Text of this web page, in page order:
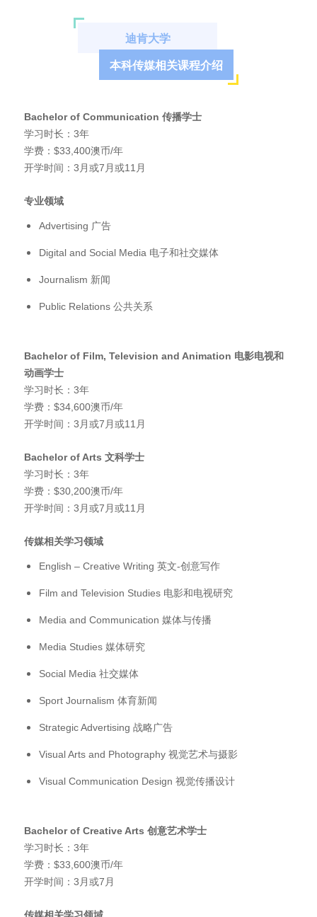
迪肯大学
本科传媒相关课程介绍
Bachelor of Communication 传播学士
学习时长：3年
学费：$33,400澳币/年
开学时间：3月或7月或11月
专业领域
Advertising 广告
Digital and Social Media 电子和社交媒体
Journalism 新闻
Public Relations 公共关系
Bachelor of Film, Television and Animation 电影电视和
动画学士
学习时长：3年
学费：$34,600澳币/年
开学时间：3月或7月或11月
Bachelor of Arts 文科学士
学习时长：3年
学费：$30,200澳币/年
开学时间：3月或7月或11月
传媒相关学习领域
English – Creative Writing 英文-创意写作
Film and Television Studies 电影和电视研究
Media and Communication 媒体与传播
Media Studies 媒体研究
Social Media 社交媒体
Sport Journalism 体育新闻
Strategic Advertising 战略广告
Visual Arts and Photography 视觉艺术与摄影
Visual Communication Design 视觉传播设计
Bachelor of Creative Arts 创意艺术学士
学习时长：3年
学费：$33,600澳币/年
开学时间：3月或7月
传媒相关学习领域